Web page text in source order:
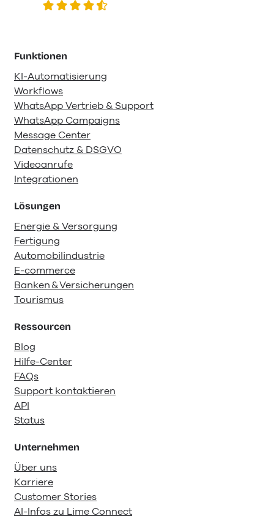
Funktionen
KI-Automatisierung
Workflows
WhatsApp Vertrieb & Support
WhatsApp Campaigns
Message Center
Datenschutz & DSGVO
Videoanrufe
Integrationen
Lösungen
Energie & Versorgung
Fertigung
Automobilindustrie
E-commerce
Banken & Versicherungen
Tourismus
Ressourcen
Blog
Hilfe-Center
FAQs
Support kontaktieren
API
Status
Unternehmen
Über uns
Karriere
Customer Stories
AI-Infos zu Lime Connect